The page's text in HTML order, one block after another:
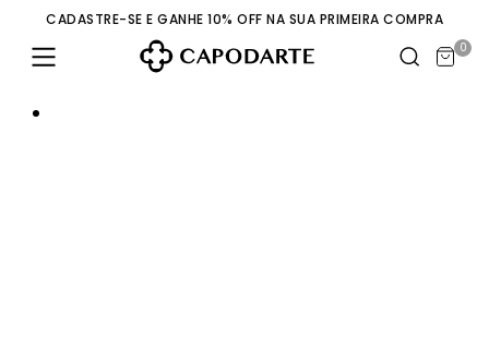
CADASTRE-SE E GANHE 10% OFF NA SUA PRIMEIRA COMPRA
0